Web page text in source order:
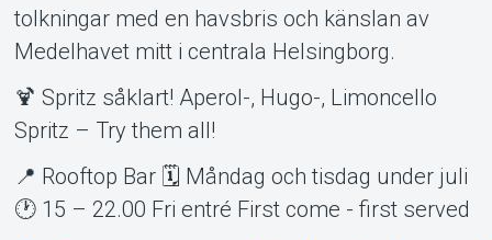
tolkningar med en havsbris och känslan av
Medelhavet mitt i centrala Helsingborg.
🍹 Spritz såklart! Aperol-, Hugo-, Limoncello
Spritz – Try them all!
📍 Rooftop Bar 🗓 Måndag och tisdag under juli
🕐 15 – 22.00 Fri entré First come - first served